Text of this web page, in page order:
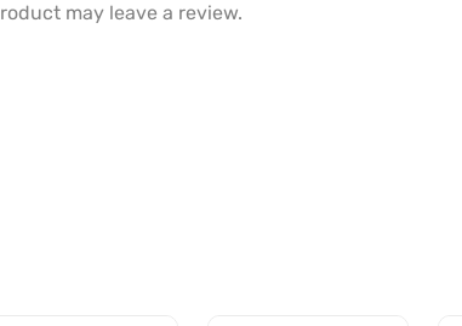
may leave a review.